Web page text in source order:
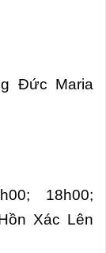
Đức Maria
18h00;
Xác Lên